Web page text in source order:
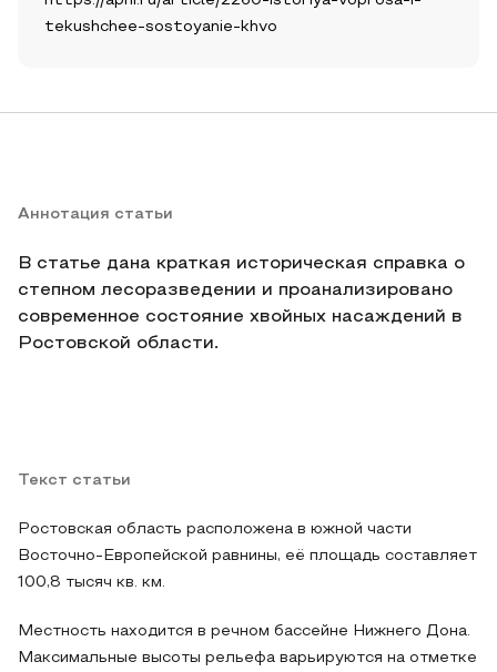
tekushchee-sostoyanie-khvo
Аннотация статьи
В статье дана краткая историческая справка о
степном лесоразведении и проанализировано
современное состояние хвойных насаждений в
Ростовской области.
Текст статьи
Ростовская область расположена в южной части
Восточно-Европейской равнины, её площадь составляет
100,8 тысяч кв. км.
Местность находится в речном бассейне Нижнего Дона.
Максимальные высоты рельефа варьируются на отметке